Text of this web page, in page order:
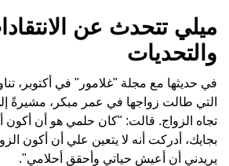
ميلي تتحدث عن
والتحديات
في حديثها مع مجلة "غلامور" في أكتوبر،
التي طالت زواجها في عمر مبكر، مشيرةً
تجاه الزواج. قالت: "كان حلمي هو أن أكون
بجايك، أدركت أنه لا يتعين علي أن أكون
يريدني أن أعيش حياتي وأحقق أحلامي".